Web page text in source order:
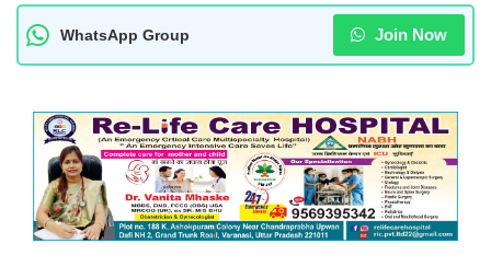
WhatsApp Group Join Now